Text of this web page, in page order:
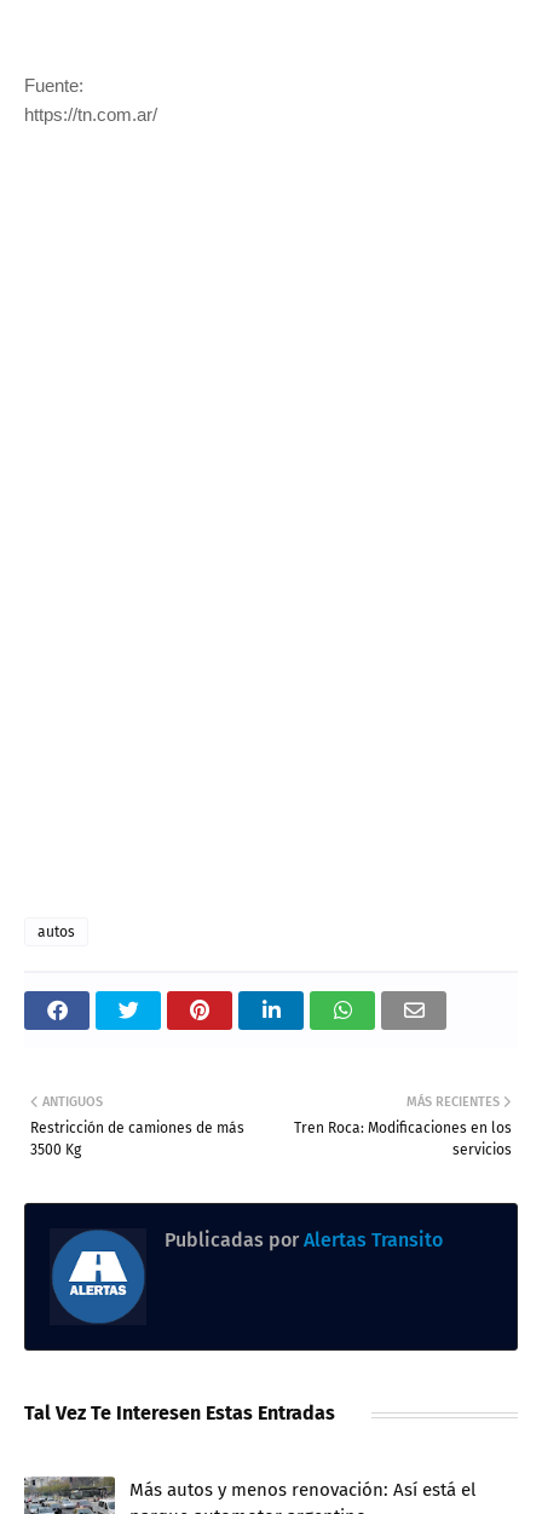
Fuente:
https://tn.com.ar/
autos
MÁS RECIENTES
Tren Roca: Modificaciones en los
servicios
ANTIGUOS
Restricción de camiones de más
3500 Kg
Publicadas por Alertas Transito
Tal Vez Te Interesen Estas Entradas
Más autos y menos renovación: Así está el